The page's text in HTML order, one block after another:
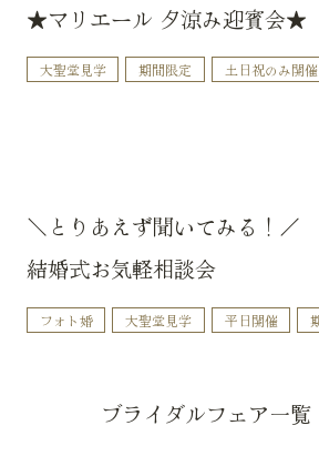
★マリエール 夕涼み迎賓会★
大聖堂見学 期間限定 土日祝のみ開催
＼とりあえず聞いてみる！／
結婚式お気軽相談会
フォト婚 大聖堂見学 平日開催
ブライダルフェア一覧